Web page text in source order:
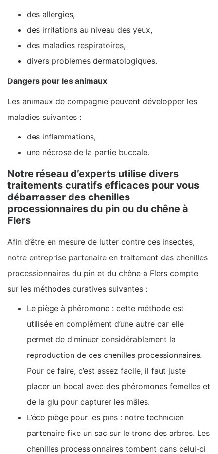
des allergies,
des irritations au niveau des yeux,
des maladies respiratoires,
divers problèmes dermatologiques.
Dangers pour les animaux
Les animaux de compagnie peuvent développer les
maladies suivantes :
des inflammations,
une nécrose de la partie buccale.
Notre réseau d’experts utilise divers
traitements curatifs efficaces pour vous
débarrasser des chenilles
processionnaires du pin ou du chêne à
Flers
Afin d’être en mesure de lutter contre ces insectes,
notre entreprise partenaire en traitement des chenilles
processionnaires du pin et du chêne à Flers compte
sur les méthodes curatives suivantes :
Le piège à phéromone : cette méthode est
utilisée en complément d’une autre car elle
permet de diminuer considérablement la
reproduction de ces chenilles processionnaires.
Pour ce faire, c’est assez facile, il faut juste
placer un bocal avec des phéromones femelles et
de la glu pour capturer les mâles.
L’éco piège pour les pins : notre technicien
partenaire fixe un sac sur le tronc des arbres. Les
chenilles processionnaires tombent dans celui-ci